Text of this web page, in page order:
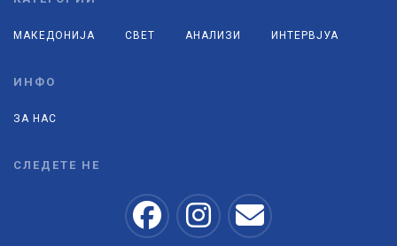
МАКЕДОНИЈА СВЕТ АНАЛИЗИ ИНТЕРВЈУА
ИНФО
ЗА НАС
СЛЕДЕТЕ НЕ